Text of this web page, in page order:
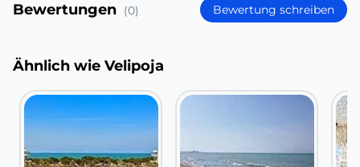
Bewertungen (0) Bewertung schreiben
Ähnlich wie Velipoja